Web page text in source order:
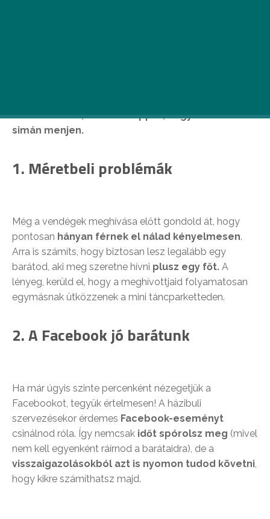
szervezéshez, adunk 10 tippet, hogy minden
simán menjen.
1. Méretbeli problémák
Még a vendégek meghívása előtt gondold át, hogy
pontosan hányan férnek el nálad kényelmesen.
Arra is számíts, hogy biztosan lesz legalább egy
barátod, aki meg szeretne hívni plusz egy főt. A
lényeg, kerüld el, hogy a meghívottjaid folyamatosan
egymásnak ütközzenek a mini táncparketteden.
2. A Facebook jó barátunk
Ha már úgyis szinte percenként nézegetjük a
Facebookot, tegyük értelmesen! A házibuli
szervezésekor érdemes Facebook-eseményt
csinálnod róla. Így nemcsak időt spórolsz meg (mivel
nem kell egyenként ráírnod a barátaidra), de a
visszaigazolásokból azt is nyomon tudod követni,
hogy kikre számíthatsz majd.